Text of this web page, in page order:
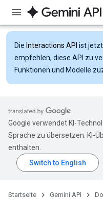
Die Interactions API ist
empfehlen, diese API zu
Funktionen und Modelle
Google verwendet KI-
Sprache zu übersetzen. KI-
enthalten.
Startseite Gemini API